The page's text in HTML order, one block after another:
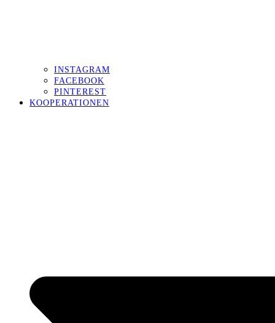
INSTAGRAM
FACEBOOK
PINTEREST
KOOPERATIONEN